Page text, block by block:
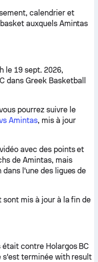
calendrier et
auxquels Amintas
le 19 sept. 2026,
dans Greek Basketball
pourrez suivre le
Amintas, mis à jour
avec des points et
de Amintas, mais
l'une des ligues de
mis à jour à la fin de
contre Holargos BC
s'est terminée with result